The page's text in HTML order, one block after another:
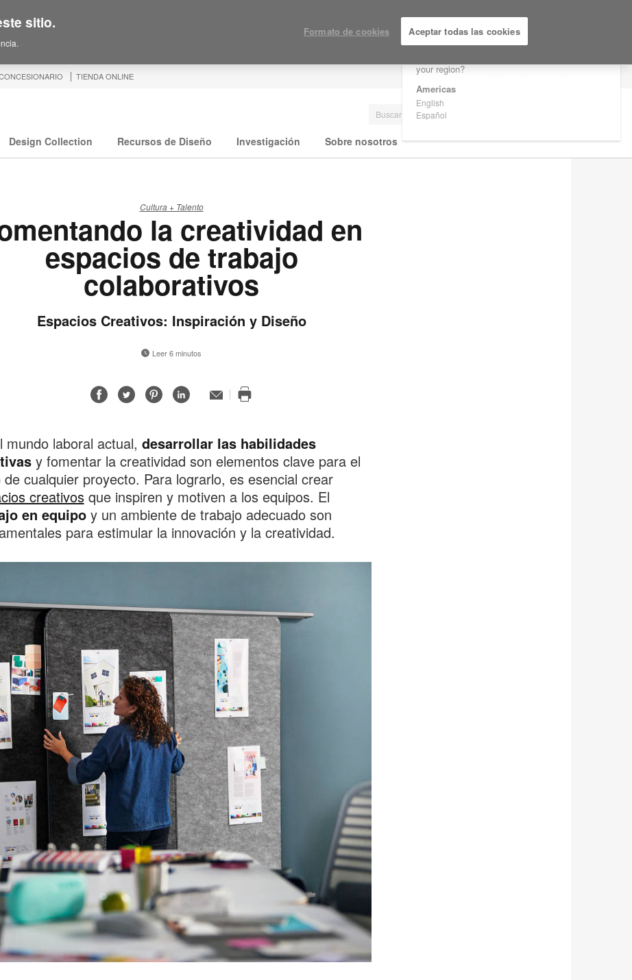
Are you in United States?
your region?
Americas
English
Español
TIENDA ONLINE
Design Collection Recursos de Diseño Investigación Sobre nosotros
Cultura + Talento
la creatividad en
espacios de trabajo
colaborativos
Espacios Creativos: Inspiración y Diseño
Leer 6 minutos
Compartir
Compartir
Compartir
Compartir
in
Correo
página
mundo laboral actual, desarrollar las habilidades
y fomentar la creatividad son elementos clave para el
de cualquier proyecto. Para lograrlo, es esencial crear
creativosque inspiren y motiven a los equipos. El
en equipoy un ambiente de trabajo adecuado son
para estimular la innovación y la creatividad.
sitio. Formato de cookies Aceptar todas las cookies